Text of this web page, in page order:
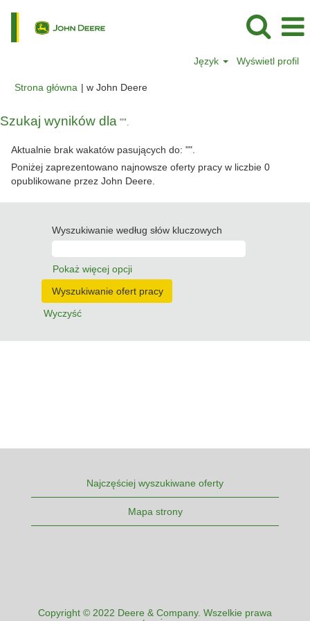
Język Wyświetl profil
Strona główna | w John Deere(bieżąca
Szukaj wyników dla "".
Aktualnie brak wakatów pasujących do: "".
Poniżej zaprezentowano najnowsze oferty pracy w liczbie 0
opublikowane przez John Deere.
Wyszukiwanie według słów kluczowych
Pokaż więcej opcji
Wyczyść
Najczęściej wyszukiwane oferty
Mapa strony
Copyright © 2022 Deere & Company. Wszelkie prawa